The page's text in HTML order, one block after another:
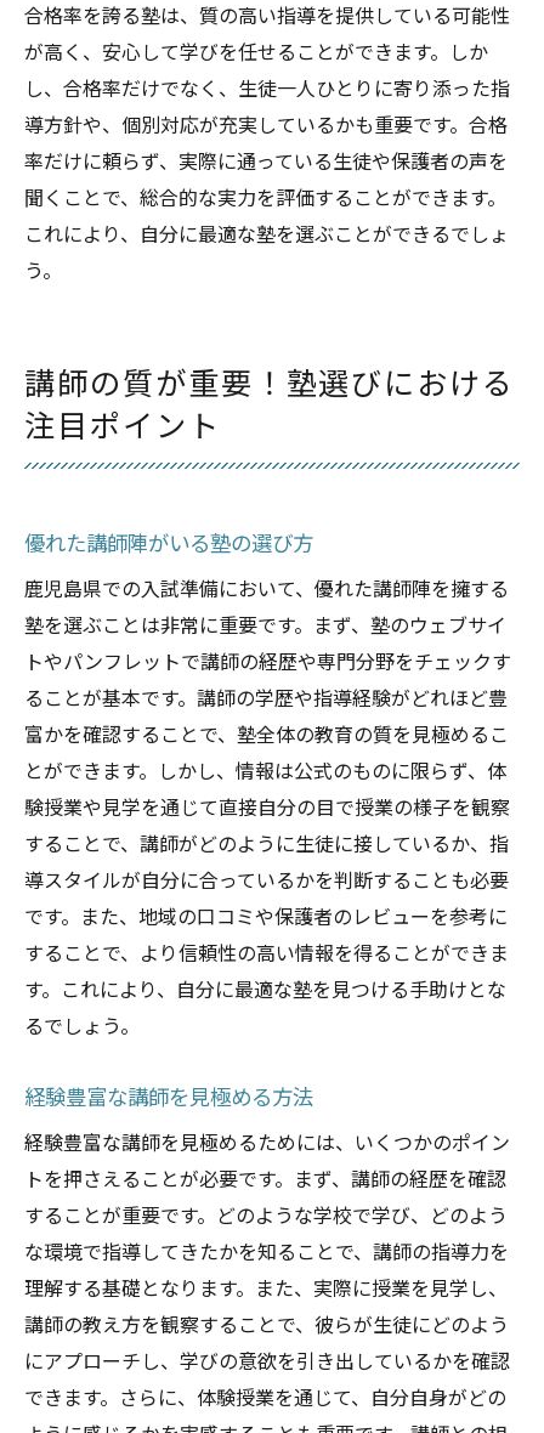
合格率を誇る塾は、質の高い指導を提供している可能性
が高く、安心して学びを任せることができます。しか
し、合格率だけでなく、生徒一人ひとりに寄り添った指
導方針や、個別対応が充実しているかも重要です。合格
率だけに頼らず、実際に通っている生徒や保護者の声を
聞くことで、総合的な実力を評価することができます。
これにより、自分に最適な塾を選ぶことができるでしょ
う。
講師の質が重要！塾選びにおける
注目ポイント
優れた講師陣がいる塾の選び方
鹿児島県での入試準備において、優れた講師陣を擁する
塾を選ぶことは非常に重要です。まず、塾のウェブサイ
トやパンフレットで講師の経歴や専門分野をチェックす
ることが基本です。講師の学歴や指導経験がどれほど豊
富かを確認することで、塾全体の教育の質を見極めるこ
とができます。しかし、情報は公式のものに限らず、体
験授業や見学を通じて直接自分の目で授業の様子を観察
することで、講師がどのように生徒に接しているか、指
導スタイルが自分に合っているかを判断することも必要
です。また、地域の口コミや保護者のレビューを参考に
することで、より信頼性の高い情報を得ることができま
す。これにより、自分に最適な塾を見つける手助けとな
るでしょう。
経験豊富な講師を見極める方法
経験豊富な講師を見極めるためには、いくつかのポイン
トを押さえることが必要です。まず、講師の経歴を確認
することが重要です。どのような学校で学び、どのよう
な環境で指導してきたかを知ることで、講師の指導力を
理解する基礎となります。また、実際に授業を見学し、
講師の教え方を観察することで、彼らが生徒にどのよう
にアプローチし、学びの意欲を引き出しているかを確認
できます。さらに、体験授業を通じて、自分自身がどの